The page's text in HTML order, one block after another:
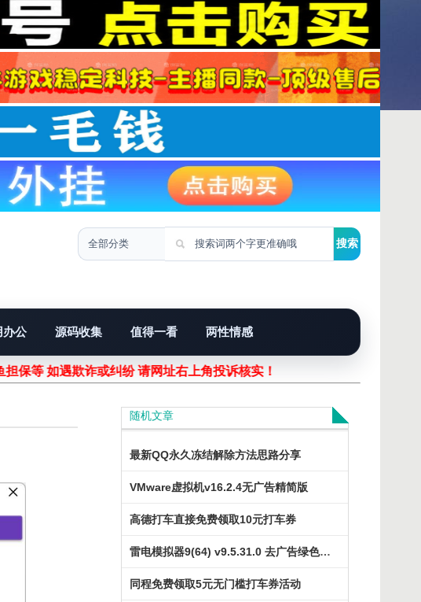
办公 源码收集 值得一看 两性情感
担保等 如遇欺诈或纠纷 请网址右上角投诉核实！
随机文章
最新QQ永久冻结解除方法思路分享
VMware虚拟机v16.2.4无广告精简版
高德打车直接免费领取10元打车券
雷电模拟器9(64) v9.5.31.0 去广告绿色纯净版
同程免费领取5元无门槛打车券活动